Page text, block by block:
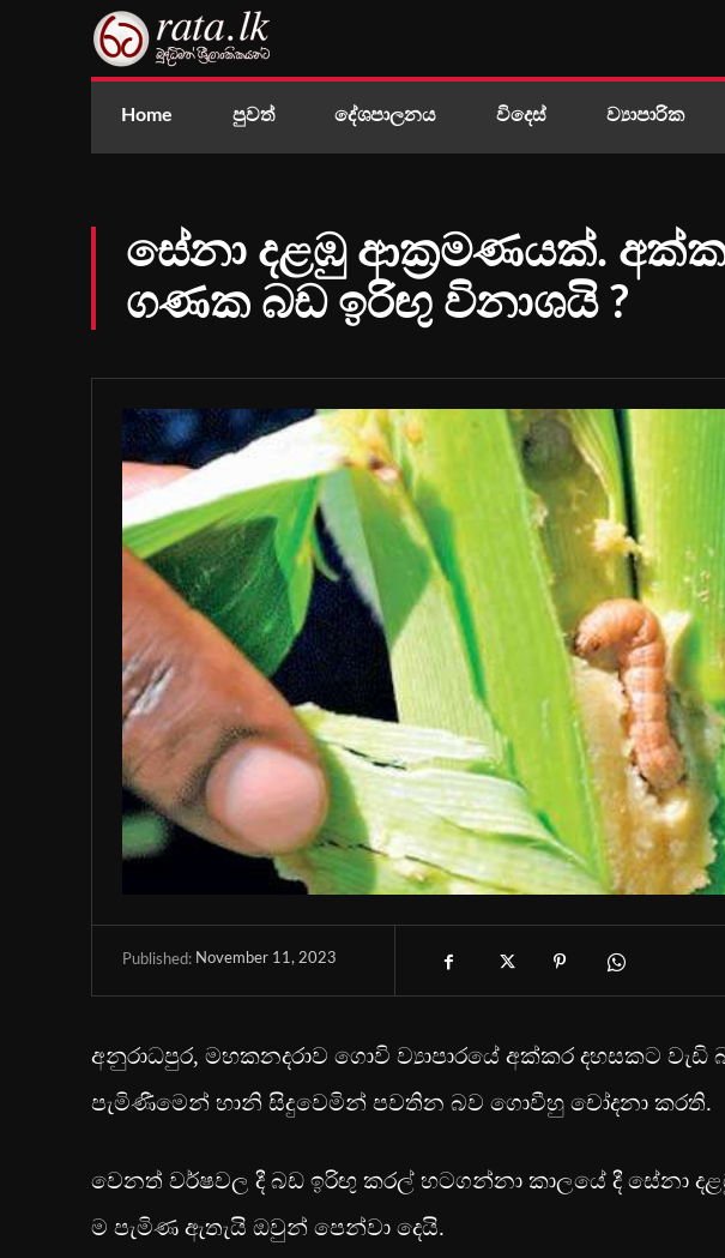
Home පුවත් දේශපාලනය විදෙස් ව්‍යාපාරික
සේනා දළඹු ආක්‍රමණයක්.
ගණක බඩ ඉරිඟු විනාශයි ?
Published: November 11, 2023
අනුරාධපුර, මහකනදරාව ගොවි ව්‍යාපාරයේ අක්කර දහසකට වැඩි
පැමිණීමෙන් හානි සිදුවෙමින් පවතින බව ගොවීහු චෝදනා කරති.
වෙනත් වර්ෂවල දී බඩ ඉරිඟු කරල් හටගන්නා කාලයේ දී සේනා
ම පැමිණ ඇතැයි ඔවුන් පෙන්වා දෙයි.